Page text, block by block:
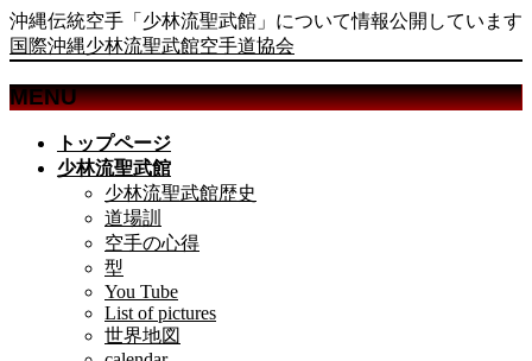
沖縄伝統空手「少林流聖武館」について情報公開しています
国際沖縄少林流聖武館空手道協会
MENU
トップページ
少林流聖武館
少林流聖武館歴史
道場訓
空手の心得
型
You Tube
List of pictures
世界地図